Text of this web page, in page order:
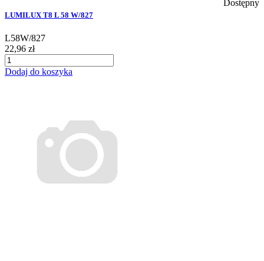
Dostępny
LUMILUX T8 L 58 W/827
L58W/827
22,96 zł
Dodaj do koszyka